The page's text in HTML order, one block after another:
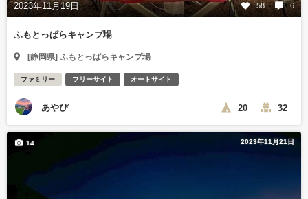
2023年11月19日 58 6
ふもとっぱらキャンプ場
[静岡県] ふもとっぱらキャンプ場
ファミリー フリーサイト オートサイト
あやぴ 20 32
2023年11月21日
14